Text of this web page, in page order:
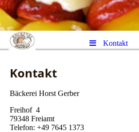
Kontakt
Kontakt
Bäckerei Horst Gerber
Freihof 4
79348 Freiamt
Telefon: +49 7645 1373